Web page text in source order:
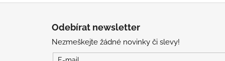
Odebírat newsletter
Nezmeškejte žádné novinky či slevy!